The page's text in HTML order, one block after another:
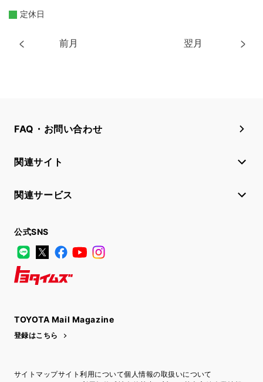
前月 翌月
定休日
FAQ・お問い合わせ
関連サイト
関連サービス
公式SNS
LINE
X FacebookYouTube
TOYOTA Mail Magazine
登録はこちら
サイトマップサイト利用について個人情報の取扱いについて